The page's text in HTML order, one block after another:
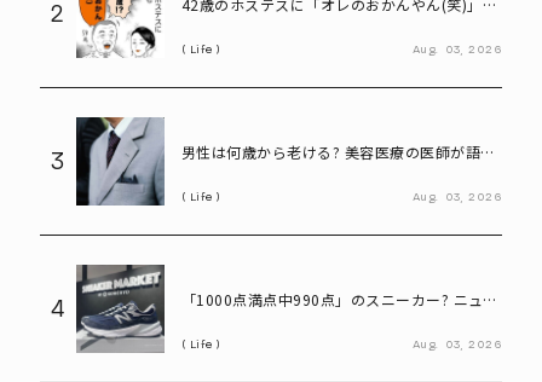
2
Life Aug. 03, 2026
3
男性は何歳から老ける? 美容医療の医師が語る
Life Aug. 03, 2026
4
「1000点満点中990点」のスニーカー? ニュー
Life Aug. 03, 2026